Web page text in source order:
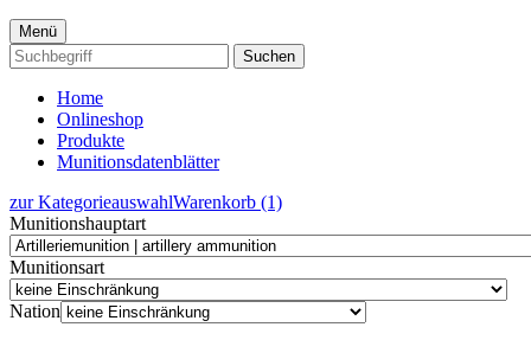
Menü
Suchen
Home
Onlineshop
Produkte
Munitionsdatenblätter
zur KategorieauswahlWarenkorb (1)
Munitionshauptart
Munitionsart
Nation